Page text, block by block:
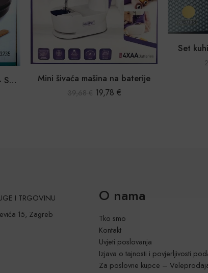
Aparat Za Palačinke 30cm – Savršen za Svaku Kuhinju Mini šivaća mašina na baterije
39,68€ 19,78 €
Set
I TRGOVINU
15, Zagreb
O nama
Tko smo
Kontakt
Uvjeti poslovanja
Izjava o tajnosti i povjerljivosti
Za poslovne kupce –